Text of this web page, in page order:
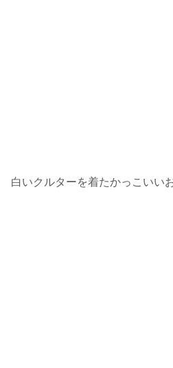
白いクルターを着たかっこいい